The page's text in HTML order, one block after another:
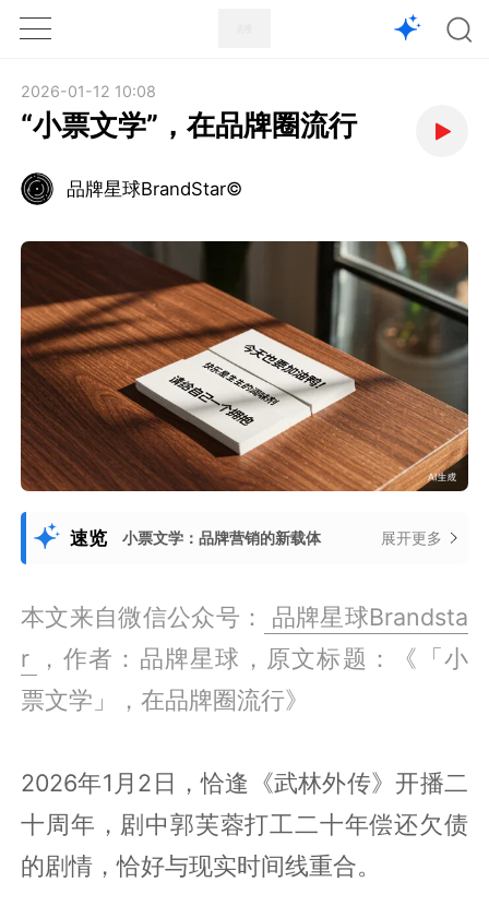
1X
2026-01-12 10:08
“小票文学”，在品牌圈流行
品牌星球BrandStar©
速览 小票文学：品牌营销的新载体 展开更多
本文来自微信公众号：
品牌星球Brandsta
r
，作者：品牌星球，原文标题：《「小
票文学」，在品牌圈流行》
2026年1月2日，恰逢《武林外传》开播二
十周年，剧中郭芙蓉打工二十年偿还欠债
的剧情，恰好与现实时间线重合。